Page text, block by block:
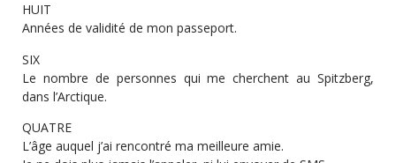
HUIT
Années de validité de mon passeport.
SIX
Le nombre de personnes qui me cherchent au Spitzberg,
dans l’Arctique.
QUATRE
L’âge auquel j’ai rencontré ma meilleure amie.